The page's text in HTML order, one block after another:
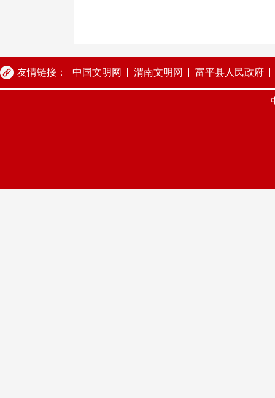
友情链接： 中国文明网 渭南文明网 富平县人民政府